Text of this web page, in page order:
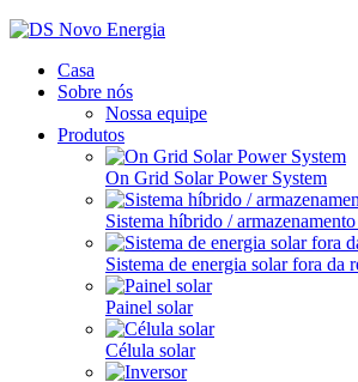
Casa
Sobre nós
Nossa equipe
Produtos
On Grid Solar Power System
Sistema híbrido /
Sistema de energia solar fora da
Painel solar
Célula solar